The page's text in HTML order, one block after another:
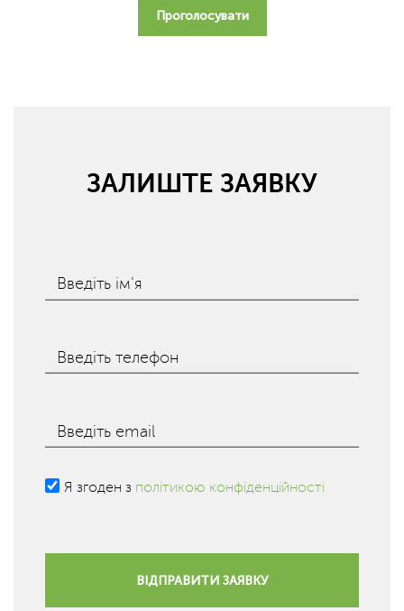
Проголосувати
ЗАЛИШТЕ ЗАЯВКУ
Введіть ім'я
Введіть телефон
Введіть email
Я згоден з політикою конфіденційності
ВІДПРАВИТИ ЗАЯВКУ